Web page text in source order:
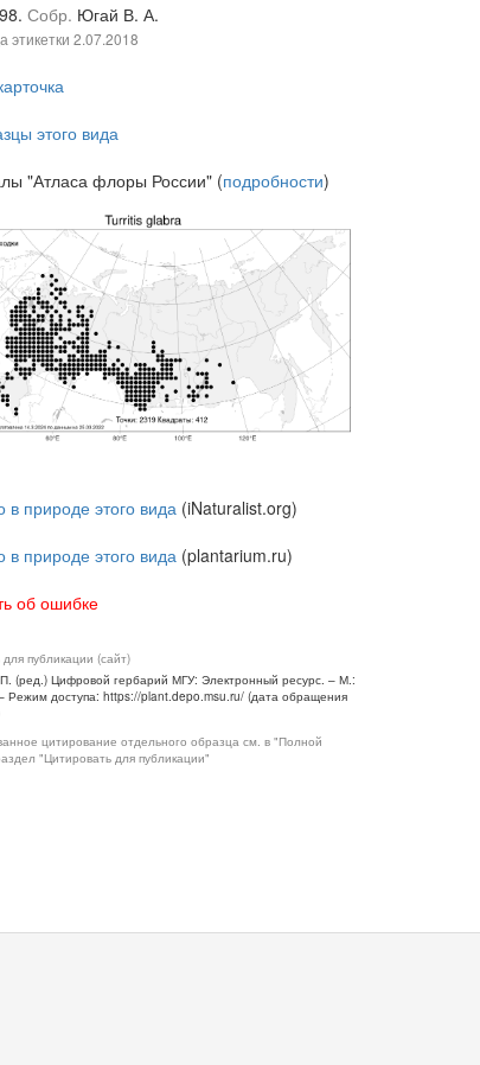
Собр. Югай В. А.
этикетки 2.07.2018
этого вида
"Атласа флоры России" (подробности)
в природе этого вида (iNaturalist.org)
в природе этого вида (plantarium.ru)
об ошибке
публикации (сайт)
(ред.) Цифровой гербарий МГУ: Электронный ресурс. – М.:
Режим доступа: https://plant.depo.msu.ru/ (дата обращения
цитирование отдельного образца см. в "Полной
"Цитировать для публикации"